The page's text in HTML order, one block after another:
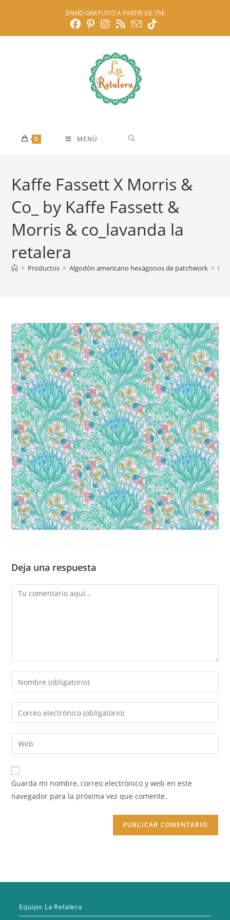
ENVÍO GRATUITO A PARTIR DE 75€
0 MENÚ
Kaffe Fassett X Morris &
Co_ by Kaffe Fassett &
Morris & co_lavanda la
retalera
> Productos > Algodón americano hexágonos de patchwork >
Deja una respuesta
Comentario
Introduce
tu
nombre
de
usuario
para
comentar
Introduce
tu
dirección
de
electrónico
para
comentar
Introduce
la
URL
de
Guarda mi nombre, correo electrónico y web en este
navegador para la próxima vez que comente.
Equipo La Retalera